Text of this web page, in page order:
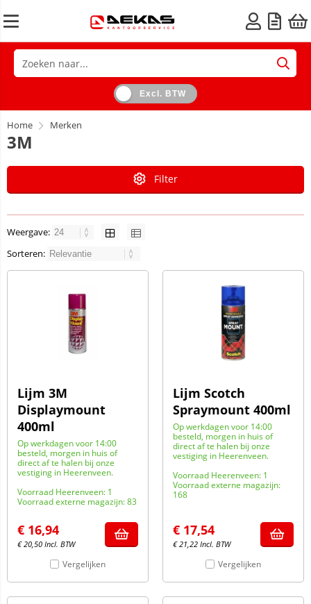
Excl. BTW
Home Merken
3M
Filter
Weergave:
Sorteren:
Lijm 3M
Displaymount
400ml
Op werkdagen voor 14:00
besteld, morgen in huis of
direct af te halen bij onze
vestiging in Heerenveen.
Voorraad Heerenveen: 1
Voorraad externe magazijn: 83
€ 16,94
€20,50 Incl. BTW
Vergelijken
Lijm Scotch
Spraymount 400ml
Op werkdagen voor 14:00
besteld, morgen in huis of
direct af te halen bij onze
vestiging in Heerenveen.
Voorraad Heerenveen: 1
Voorraad externe magazijn:
168
€ 17,54
€21,22 Incl. BTW
Vergelijken